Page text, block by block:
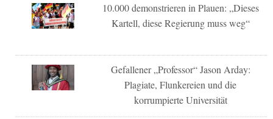
10.000 demonstrieren in Plauen: „Dieses
Kartell, diese Regierung muss weg“
Gefallener „Professor“ Jason Arday:
Plagiate, Flunkereien und die
korrumpierte Universität